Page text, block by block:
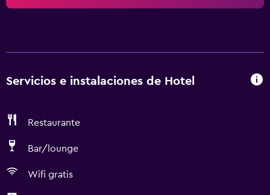
Servicios e instalaciones de Hotel
Restaurante
Bar/lounge
Wifi gratis